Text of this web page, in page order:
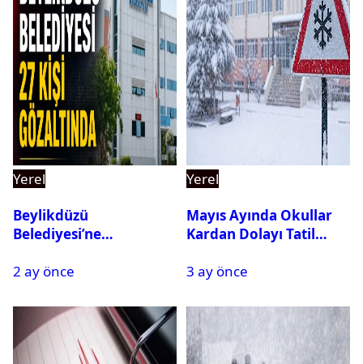
Yerel
Beylikdüzü
Belediyesi’ne
Gözaltına Alındı
2 ay önce
Yerel
Mayıs Ayında Okullar
Kardan Dolayı Tatil
3 ay önce